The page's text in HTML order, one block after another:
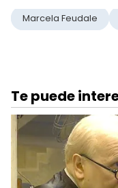
Marcela Feudale